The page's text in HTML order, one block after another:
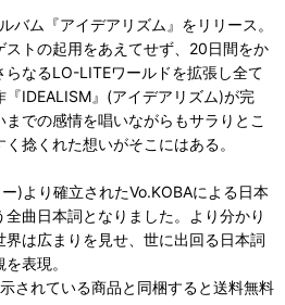
『アイデアリズム』をリリース。
トの起用をあえてせず、20日間をか
なるLO-LITEワールドを拡張し全て
IDEALISM』(アイデアリズム)が完
での感情を唱いながらもサラりとこ
捻くれた想いがそこにはある。
り確立されたVo.KOBAによる日本
曲日本詞となりました。より分かり
は広まりを見せ、世に出回る日本詞
表現。
されている商品と同梱すると送料無料